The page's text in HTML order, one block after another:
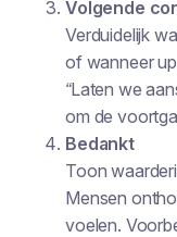
Volgende
Verduidelijk
of wanneer
“Laten we
om de
Bedankt
Toon
Mensen
voelen.